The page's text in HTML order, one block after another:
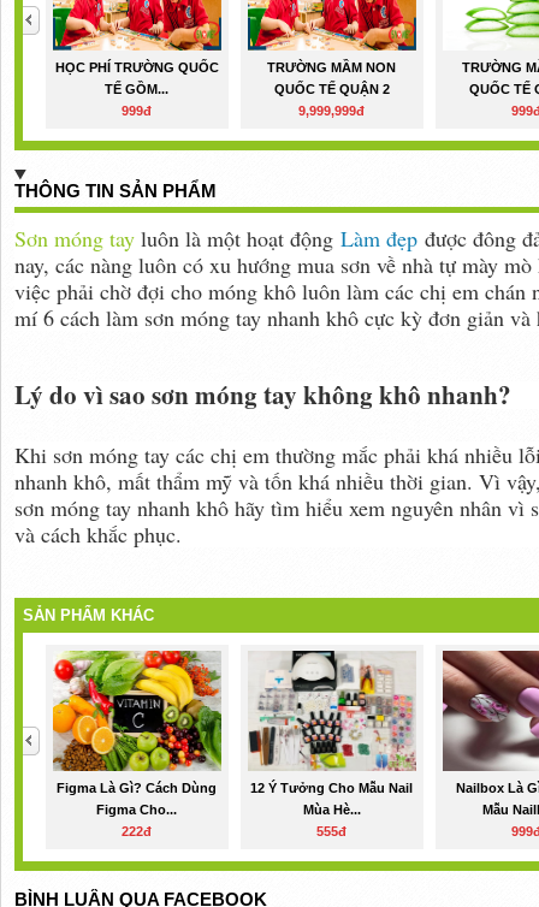
HỌC PHÍ TRƯỜNG QUỐC
TẾ GỒM...
999đ
TRƯỜNG MẦM NON
QUỐC TẾ QUẬN 2
9,999,999đ
TRƯỜNG
QUỐC TẾ
THÔNG TIN SẢN PHẨM
Sơn móng tayluôn là một hoạt động Làm đẹpđược đông
nay, các nàng luôn có xu hướng mua sơn về nhà tự mày
việc phải chờ đợi cho móng khô luôn làm các chị em
mí 6 cách làm sơn móng tay nhanh khô cực kỳ đơn giản và
Lý do vì sao sơn móng tay không khô nhanh?
Khi sơn móng tay các chị em thường mắc phải khá nhiều
nhanh khô, mất thẩm mỹ và tốn khá nhiều thời gian. Vì
sơn móng tay nhanh khô hãy tìm hiểu xem nguyên nhân
và cách khắc phục.
SẢN PHẨM KHÁC
Figma Là Gì? Cách Dùng
Figma Cho...
222đ
12 Ý Tưởng Cho Mẫu Nail
Mùa Hè...
555đ
Nailbox Là
Mẫu
BÌNH LUẬN QUA FACEBOOK